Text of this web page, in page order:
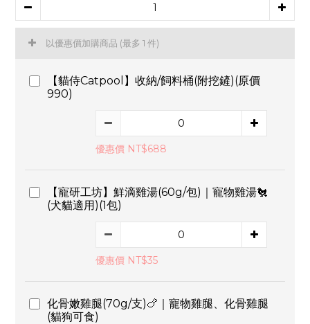
以優惠價加購商品 (最多 1 件)
【貓侍Catpool】收納/飼料桶(附挖鏟)(原價
990)
優惠價 NT$688
【寵研工坊】鮮滴雞湯(60g/包)｜寵物雞湯🐔
(犬貓適用)(1包)
優惠價 NT$35
化骨嫩雞腿(70g/支)🍗｜寵物雞腿、化骨雞腿
(貓狗可食)